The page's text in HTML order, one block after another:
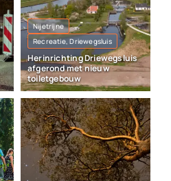
Nijetrijne
Recreatie, Driewegsluis
Herinrichting Driewegsluis
afgerond met nieuw
toiletgebouw